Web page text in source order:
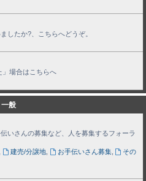
したか?、こちらへどうぞ。
」場合はこちらへ
一般
いさんの募集など、人を募集するフォーラ
建売/分譲地, お手伝いさん募集,
その